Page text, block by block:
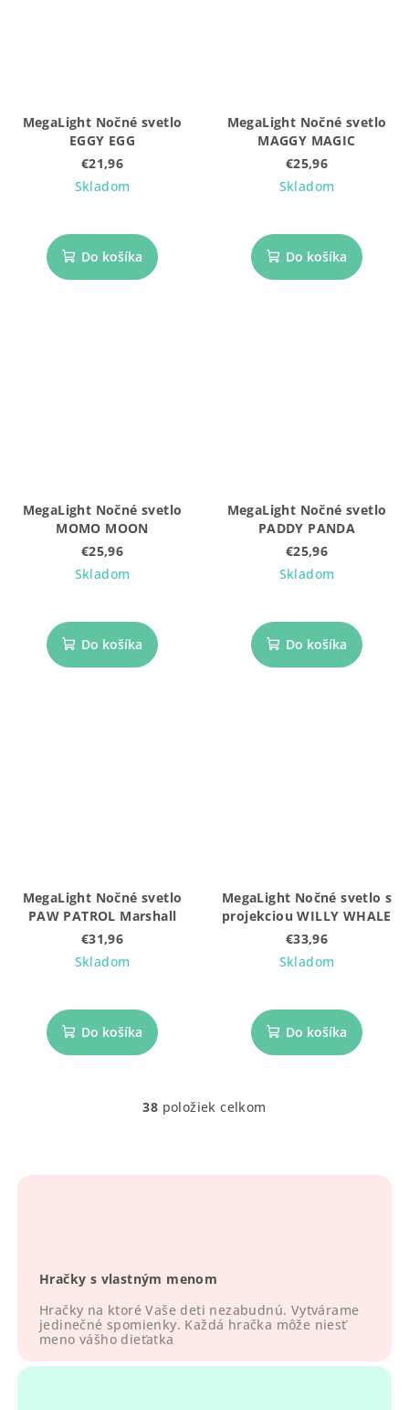
MegaLight Nočné svetlo
EGGY EGG
€21,96
Skladom
Do košíka
MegaLight Nočné svetlo
MAGGY MAGIC
€25,96
Skladom
Do košíka
MegaLight Nočné svetlo
MOMO MOON
€25,96
Skladom
Do košíka
MegaLight Nočné svetlo
PADDY PANDA
€25,96
Skladom
Do košíka
MegaLight Nočné svetlo
PAW PATROL Marshall
€31,96
Skladom
Do košíka
MegaLight Nočné svetlo s
projekciou WILLY WHALE
€33,96
Skladom
Do košíka
O
e
p
r
k
38 položiek celkom
Hračky s vlastným menom
Hračky na ktoré Vaše deti nezabudnú. Vytvárame
jedinečné spomienky. Každá hračka môže niesť
meno vášho dieťatka